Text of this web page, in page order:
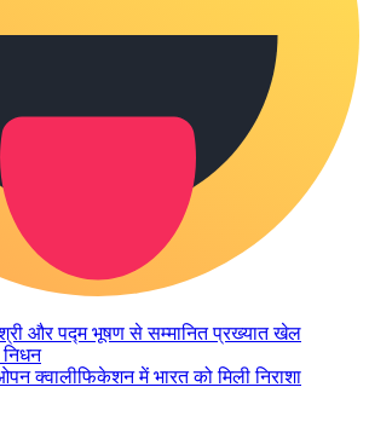
और पद्म भूषण से सम्मानित प्रख्यात खेल
क्वालीफिकेशन में भारत को मिली निराशा